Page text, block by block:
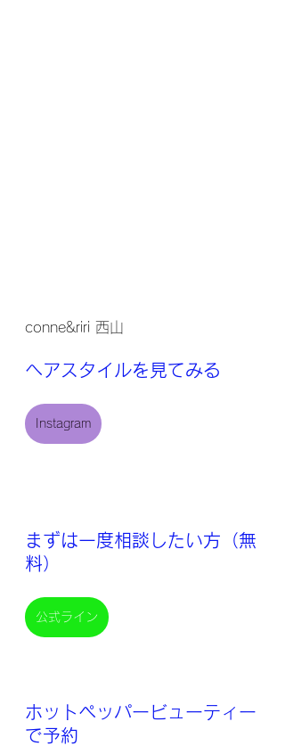
conne&riri 西山
ヘアスタイルを見てみる
Instagram
まずは一度相談したい方（無
料）
公式ライン
ホットペッパービューティー
で予約